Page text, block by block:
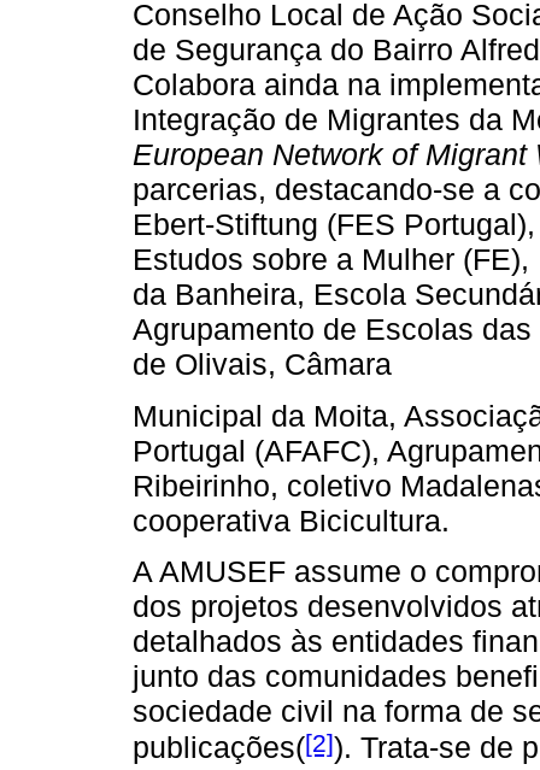
Conselho Local de Ação
de Segurança do Bairro
Colabora ainda na
Integração de Migrantes da
European Network of Migrant
parcerias, destacando-se a
Ebert-Stiftung (FES
Estudos sobre a Mulher
da Banheira, Escola
Agrupamento de Escolas
de Olivais, Câmara
Municipal da Moita,
Portugal (AFAFC),
Ribeirinho, coletivo
cooperativa Bicicultura.
A AMUSEF assume o
dos projetos desenvolvidos
detalhados às entidades
junto das comunidades
sociedade civil na forma de
publicações([2]). Trata-se de